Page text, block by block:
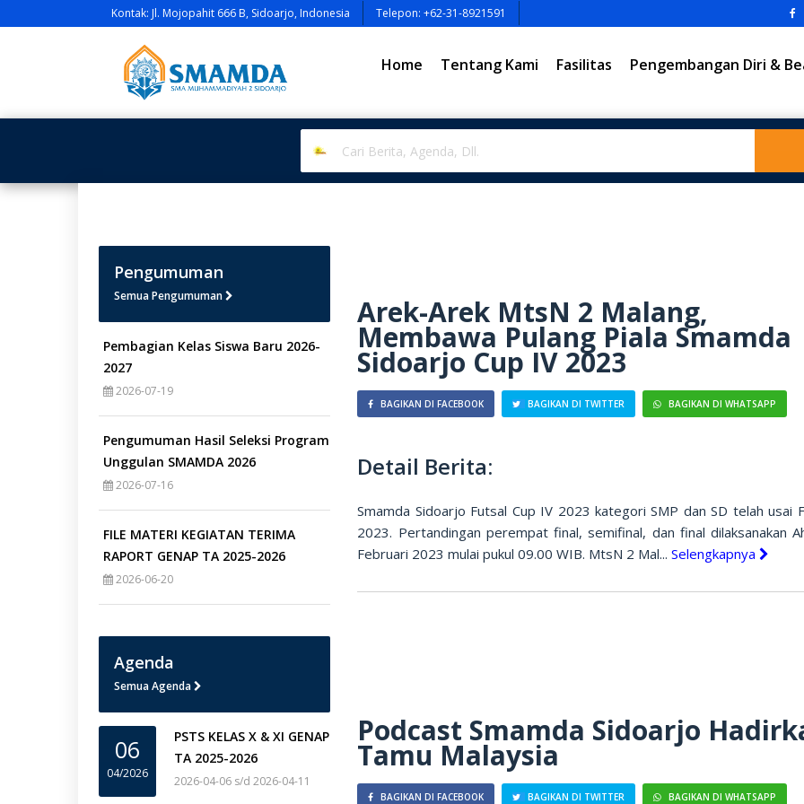
Kontak: Jl. Mojopahit 666 B, Sidoarjo, Indonesia Telepon: +62-31-8921591
Home Tentang Kami Fasilitas Pengembangan Diri &
Pengumuman
Semua Pengumuman
Pembagian Kelas Siswa Baru 2026-
2027
2026-07-19
Pengumuman Hasil Seleksi Program
Unggulan SMAMDA 2026
2026-07-16
FILE MATERI KEGIATAN TERIMA
RAPORT GENAP TA 2025-2026
2026-06-20
Agenda
Semua Agenda
06
04/2026
PSTS KELAS X & XI GENAP
TA 2025-2026
2026-04-06 s/d 2026-04-11
Arek-Arek MtsN 2 Malang,
Membawa Pulang Piala Smamda
Sidoarjo Cup IV 2023
BAGIKAN DI FACEBOOK BAGIKAN DI TWITTER BAGIKAN DI WHATSAPP
Detail Berita:
Smamda Sidoarjo Futsal Cup IV 2023 kategori SMP dan SD telah usai
2023. Pertandingan perempat final, semifinal, dan final dilaksanakan
Februari 2023 mulai pukul 09.00 WIB. MtsN 2 Mal...Selengkapnya
Podcast Smamda Sidoarjo
Tamu Malaysia
BAGIKAN DI FACEBOOK BAGIKAN DI TWITTER BAGIKAN DI WHATSAPP